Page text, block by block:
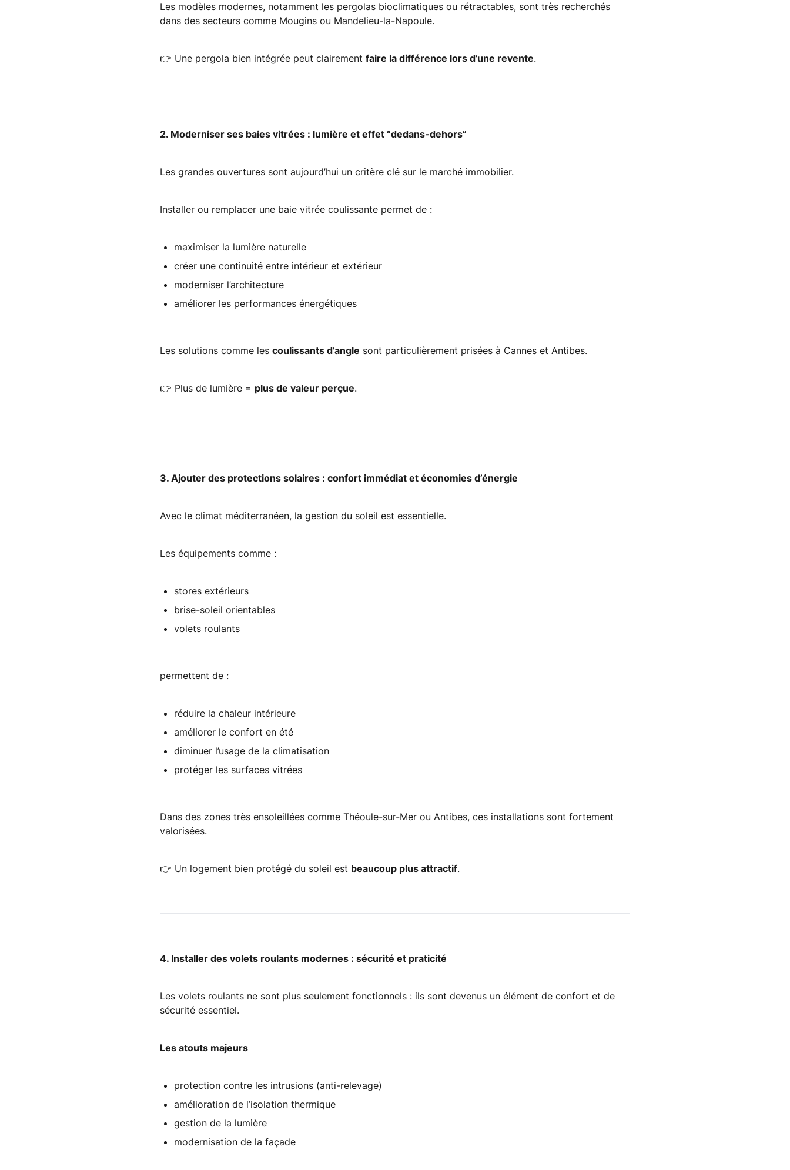
Les modèles modernes, notamment les pergolas bioclimatiques ou rétractables, sont très recherchés
dans des secteurs comme Mougins ou Mandelieu-la-Napoule.
👉 Une pergola bien intégrée peut clairement faire la différence lors d’une revente.
2. Moderniser ses baies vitrées : lumière et effet “dedans-dehors”
Les grandes ouvertures sont aujourd’hui un critère clé sur le marché immobilier.
Installer ou remplacer une baie vitrée coulissante permet de :
maximiser la lumière naturelle
créer une continuité entre intérieur et extérieur
moderniser l’architecture
améliorer les performances énergétiques
Les solutions comme les coulissants d’angle sont particulièrement prisées à Cannes et Antibes.
👉 Plus de lumière = plus de valeur perçue.
3. Ajouter des protections solaires : confort immédiat et économies d’énergie
Avec le climat méditerranéen, la gestion du soleil est essentielle.
Les équipements comme :
stores extérieurs
brise-soleil orientables
volets roulants
permettent de :
réduire la chaleur intérieure
améliorer le confort en été
diminuer l’usage de la climatisation
protéger les surfaces vitrées
Dans des zones très ensoleillées comme Théoule-sur-Mer ou Antibes, ces installations sont fortement
valorisées.
👉 Un logement bien protégé du soleil est beaucoup plus attractif.
4. Installer des volets roulants modernes : sécurité et praticité
Les volets roulants ne sont plus seulement fonctionnels : ils sont devenus un élément de confort et de
sécurité essentiel.
Les atouts majeurs
protection contre les intrusions (anti-relevage)
amélioration de l’isolation thermique
gestion de la lumière
modernisation de la façade